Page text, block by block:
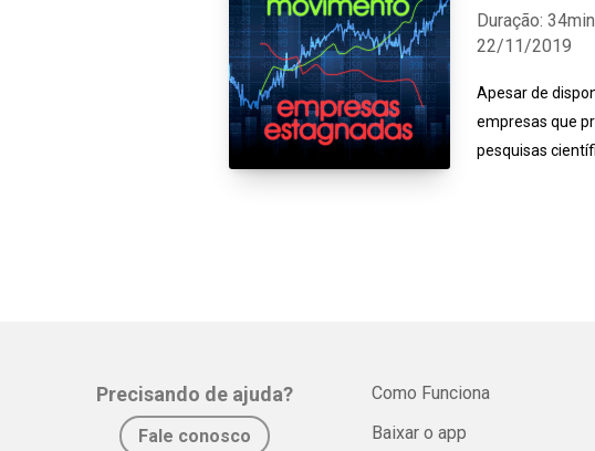
22/11/2019
Duração: 34min
Apesar de
empresas que
pesquisas
Precisando de ajuda?
Fale conosco
Como Funciona
Baixar o app